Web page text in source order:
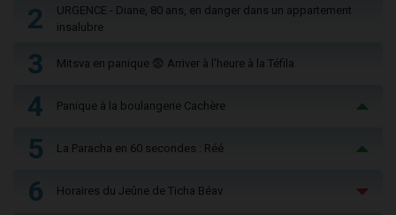
2
URGENCE - Diane, 80 ans, en danger dans un appartement
insalubre
3 Mitsva en panique 😨 Arriver à l'heure à la Téfila
4 Panique à la boulangerie Cachère
5 La Paracha en 60 secondes : Réé
6 Horaires du Jeûne de Ticha Béav